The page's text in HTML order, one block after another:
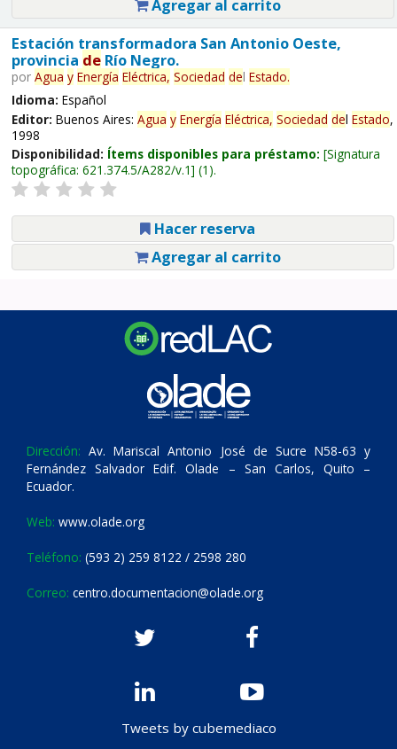
Agregar al carrito
Estación transformadora San Antonio Oeste,
provincia deRío Negro.
por Agua y Energía Eléctrica, Sociedad del Estado.
Idioma: Español
Editor: Buenos Aires: Agua y Energía Eléctrica, Sociedad del Estado,
1998
Disponibilidad: Ítems disponibles para préstamo: Signatura
topográfica: 621.374.5/A282/v.1 (1).
Hacer reserva
Agregar al carrito
Dirección: Av. Mariscal Antonio José de Sucre N58-63 y
Fernández Salvador Edif. Olade – San Carlos, Quito –
Ecuador.
Web: www.olade.org
Teléfono: (593 2) 259 8122 / 2598 280
Correo: centro.documentacion@olade.org
Tweets by cubemediaco